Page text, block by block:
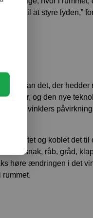
til at styre lyden,”
man det, der hedder
bølger, og den nye
og vinklers
resultatet og koblet det til
som snak, råb, gråd,
høre ændringen i det
rummet.